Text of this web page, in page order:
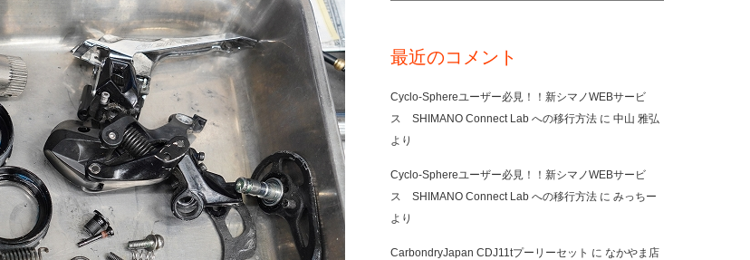
最近のコメント
Cyclo-Sphereユーザー必見！！新シマノWEBサービ
ス SHIMANO Connect Lab への移行方法 に 中山 雅弘
より
Cyclo-Sphereユーザー必見！！新シマノWEBサービ
ス SHIMANO Connect Lab への移行方法 に みっちー
より
CarbondryJapan CDJ11tプーリーセット に なかやま店